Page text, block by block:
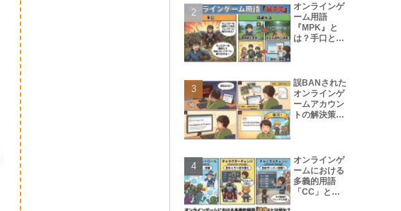
オンラインゲ
ーム用語
『MPK』と
は？手口と回
誤BANされた
オンラインゲ
ームアカウン
トの解決策
オンラインゲ
ームにおける
多義的用語
「CC」とは